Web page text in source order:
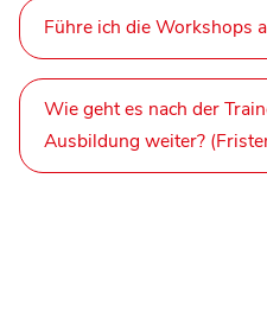
Führe ich die Workshops
Wie geht es nach der
Ausbildung weiter?